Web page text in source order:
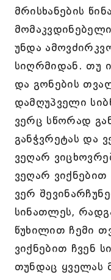
მრისხანების
უნდა
სიღრმიდან. თუ
და გონების
დამღუპველი
ვერც სწორად
განჭვრეტას და
ვეღარ
ვეღარ
ვერ
სინათლეს,
წუხილით ჩემი
ვიქნებით ჩვენ
თუნდაც ყველას